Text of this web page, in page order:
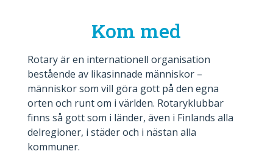
Kom med
Rotary är en internationell organisation
bestående av likasinnade människor –
människor som vill göra gott på den egna
orten och runt om i världen. Rotaryklubbar
finns så gott som i länder, även i Finlands alla
delregioner, i städer och i nästan alla
kommuner.